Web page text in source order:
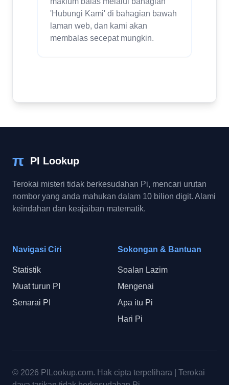
'Hubungi Kami' di bahagian bawah
laman web, dan kami akan
membalas secepat mungkin.
π PI Lookup
Terokai misteri tidak berkesudahan Pi, mencari urutan
nombor yang anda mahukan dalam 10 bilion digit. Alami
keindahan dan keajaiban matematik.
Navigasi Ciri
Statistik
Muat turun PI
Senarai PI
Sokongan & Bantuan
Soalan Lazim
Mengenai
Apa itu Pi
Hari Pi
© 2026 PILookup.com. Hak cipta terpelihara
Terokai